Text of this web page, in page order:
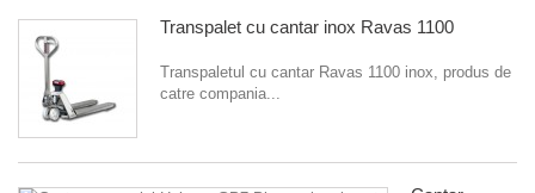
Transpalet cu cantar inox Ravas 1100
Transpaletul cu cantar Ravas 1100 inox, produs de
catre compania...